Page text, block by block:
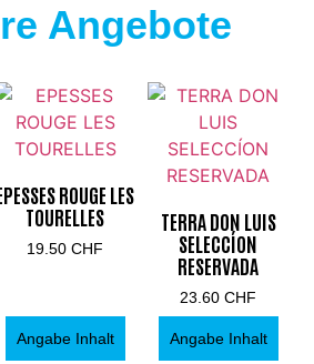
Angebote
ROUGE LES
TOURELLES
19.50CHF
Angabe Inhalt
TERRA DON LUIS
SELECCÍON
RESERVADA
23.60CHF
Angabe Inhalt